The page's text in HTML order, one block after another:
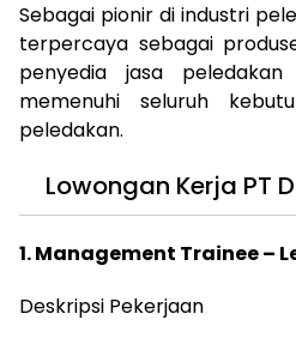
Sebagai pionir di industri
terpercaya sebagai
penyedia jasa peledakan
memenuhi seluruh
peledakan.
Lowongan Kerja PT
1. Management Trainee –
Deskripsi Pekerjaan